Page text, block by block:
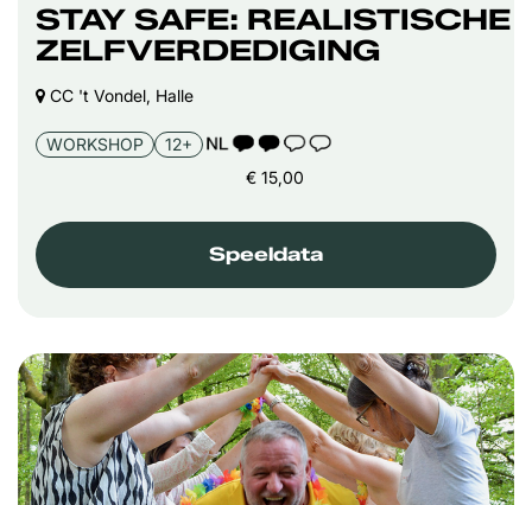
STAY SAFE: REALISTISCHE
ZELFVERDEDIGING
CC 't Vondel, Halle
WORKSHOP 12+
TAALICOON 2
€ 15,00
Speeldata